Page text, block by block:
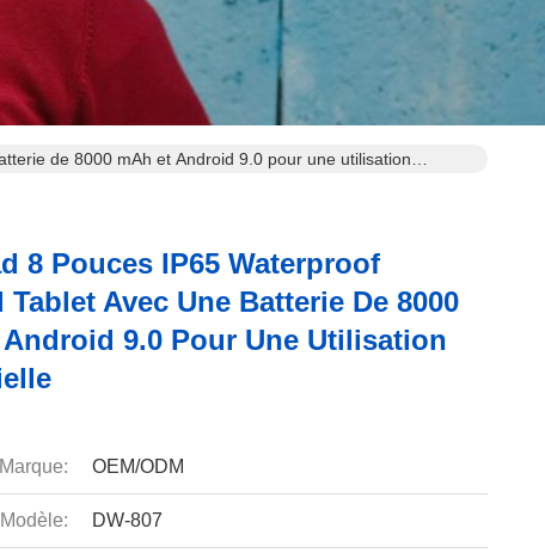
de 8000 mAh et Android 9.0 pour une utilisation
8 Pouces IP65 Waterproof
Tablet Avec Une Batterie De 8000
9.0 Pour Une Utilisation
OEM/ODM
DW-807